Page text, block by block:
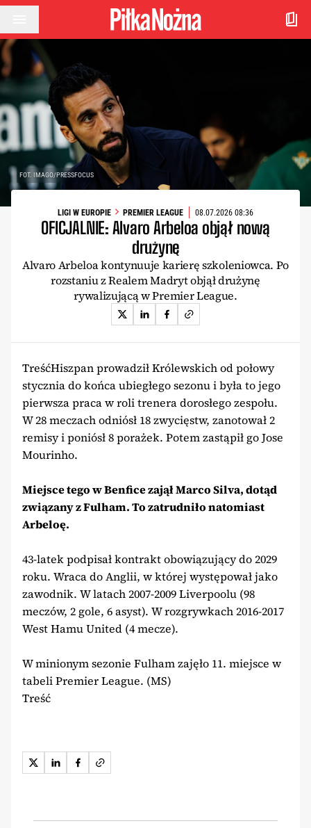
Przejdź do treści
FOT. IMAGO/PRESSFOCUS
LIGI W EUROPIE PREMIER LEAGUE 08.07.2026 08:36
OFICJALNIE: Alvaro Arbeloa objął nową
drużynę
Alvaro Arbeloa kontynuuje karierę szkoleniowca. Po
rozstaniu z Realem Madryt objął drużynę
rywalizującą w Premier League.
TreśćHiszpan prowadził Królewskich od połowy
stycznia do końca ubiegłego sezonu i była to jego
pierwsza praca w roli trenera dorosłego zespołu.
W 28 meczach odniósł 18 zwycięstw, zanotował 2
remisy i poniósł 8 porażek. Potem zastąpił go Jose
Mourinho.
Miejsce tego w Benfice zajął Marco Silva, dotąd
związany z Fulham. To zatrudniło natomiast
Arbeloę.
43-latek podpisał kontrakt obowiązujący do 2029
roku. Wraca do Anglii, w której występował jako
zawodnik. W latach 2007-2009 Liverpoolu (98
meczów, 2 gole, 6 asyst). W rozgrywkach 2016-2017
West Hamu United (4 mecze).
W minionym sezonie Fulham zajęło 11. miejsce w
tabeli Premier League. (MS)
Treść